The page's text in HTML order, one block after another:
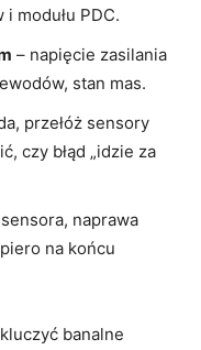
modułu PDC.
– napięcie zasilania
stan mas.
przełóż sensory
czy błąd „idzie za
naprawa
na końcu
banalne